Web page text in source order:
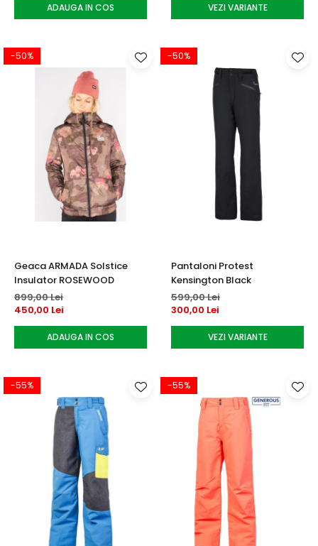
ADAUGA IN COS VEZI VARIANTE
-50%
Geaca ARMADA Solstice
Insulator ROSEWOOD
899,00 Lei
450,00 Lei
ADAUGA IN COS
-50%
Pantaloni Protest
Kensington Black
599,00 Lei
300,00 Lei
VEZI VARIANTE
-55% -55%